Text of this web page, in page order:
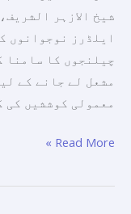
شیخ الازہر
ایلڈرز نوجوانوں
چیلنجوں کا سامنا
مشعل لے جانے کے
معمولی کوششیں کی
لے
جانے
کے
لیے
ان
صلاحیتوں
بڑھانے
Read More »